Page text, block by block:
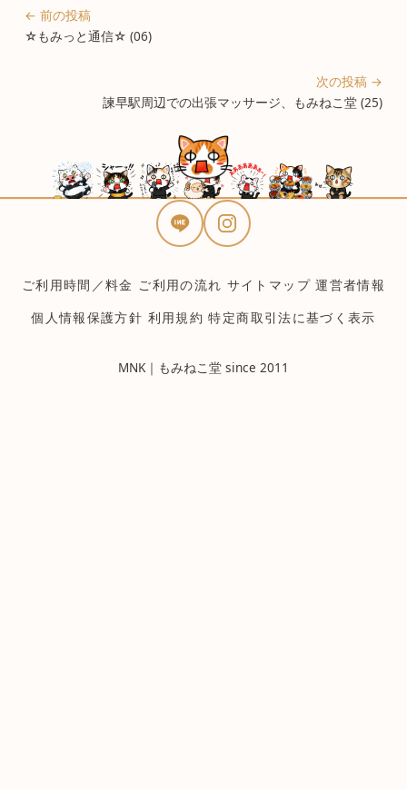
← 前の投稿
☆もみっと通信☆ (06)
次の投稿 →
諫早駅周辺での出張マッサージ、もみねこ堂 (25)
ご利用時間／料金 ご利用の流れ サイトマップ 運営者情報
個人情報保護方針 利用規約 特定商取引法に基づく表示
MNK｜もみねこ堂 since 2011